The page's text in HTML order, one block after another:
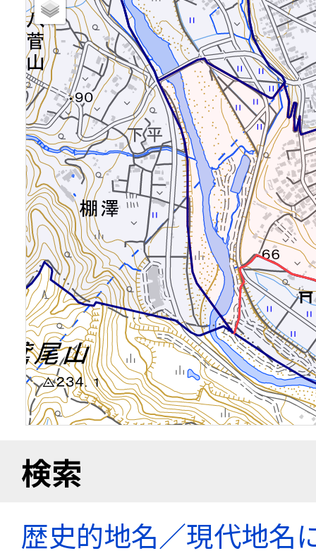
検索
歴史的地名／現代地名